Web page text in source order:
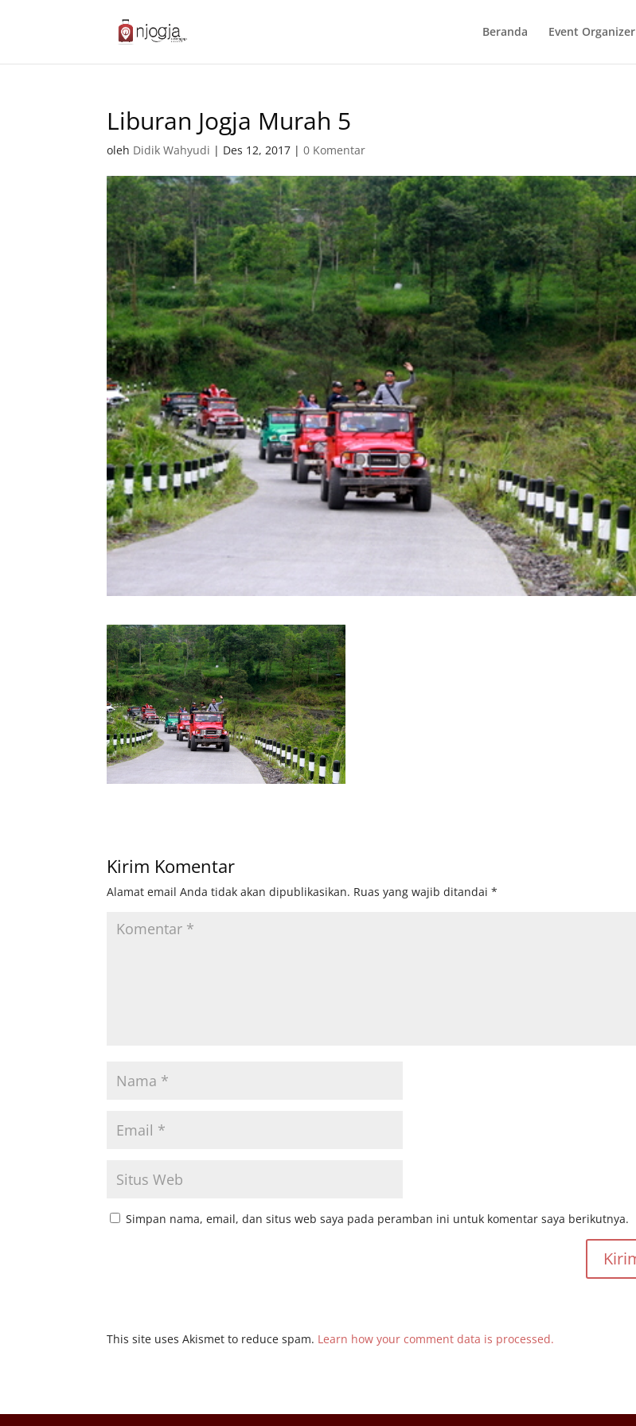
Beranda Event Organizer
Liburan Jogja Murah 5
oleh Didik Wahyudi | Des 12, 2017 |0 Komentar
Kirim Komentar
Alamat email Anda tidak akan dipublikasikan. Ruas yang wajib ditandai*
Simpan nama, email, dan situs web saya pada peramban ini untuk komentar saya berikutnya.
This site uses Akismet to reduce spam. Learn how your comment data is processed.